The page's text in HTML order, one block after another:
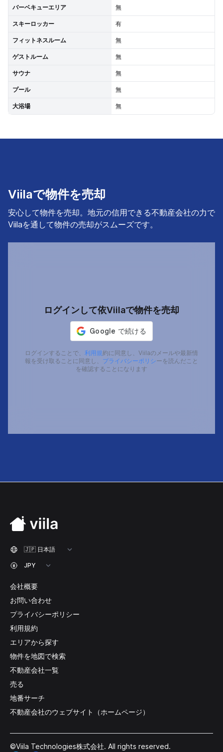
バーベキューエリア 無
スキーロッカー 有
フィットネスルーム 無
ゲストルーム 無
サウナ 無
プール 無
大浴場 無
Viilaで物件を売却
安心して物件を売却。地元の信用できる不動産会社の力で
Viilaを通して物件の売却がスムーズです。
ログインして依Viilaで物件を売却
ログインすることで、 利用規約に同意し、Viilaのメールや最新情
報を受け取ることに同意し、 プライバシーポリシーを読んだこと
を確認することになります
会社概要
お問い合わせ
プライバシーポリシー
利用規約
エリアから探す
物件を地図で検索
不動産会社一覧
売る
地番サーチ
不動産会社のウェブサイト（ホームページ）
©Viila Technologies株式会社. All rights reserved.